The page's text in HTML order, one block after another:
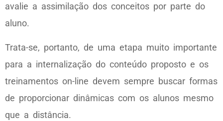
avalie a assimilação dos conceitos por parte do
aluno.
Trata-se, portanto, de uma etapa muito importante
para a internalização do conteúdo proposto e os
treinamentos on-line devem sempre buscar formas
de proporcionar dinâmicas com os alunos mesmo
que a distância.